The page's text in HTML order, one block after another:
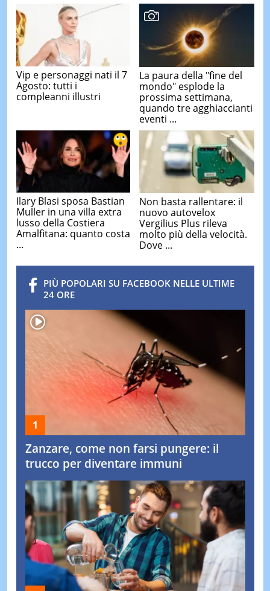
Vip e personaggi nati il 7
Agosto: tutti i
compleanni illustri
La paura della "fine del
mondo" esplode la
prossima settimana,
quando tre agghiaccianti
eventi ...
Ilary Blasi sposa Bastian
Muller in una villa extra
lusso della Costiera
Amalfitana: quanto costa
...
Non basta rallentare: il
nuovo autovelox
Vergilius Plus rileva
molto più della velocità.
Dove ...
PIÙ POPOLARI SU FACEBOOK NELLE ULTIME
24 ORE
Zanzare, come non farsi pungere: il
trucco per diventare immuni